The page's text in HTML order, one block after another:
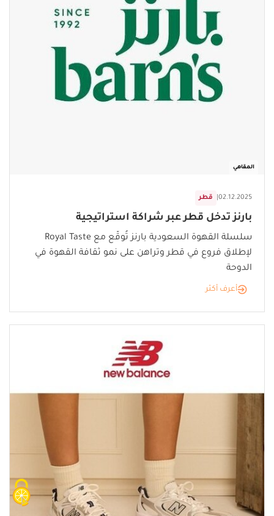
المقاهي
قطر 02.12.2025
بارنز تدخل قطر عبر شراكة استراتيجية
سلسلة القهوة السعودية بارنز تُوقّع مع Royal Taste
لإطلاق فروع في قطر وتراهن على نمو ثقافة القهوة في
الدوحة
أعرف أكثر